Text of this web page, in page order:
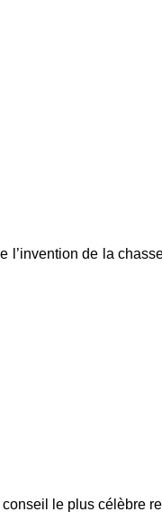
l’invention de la
le plus célèbre